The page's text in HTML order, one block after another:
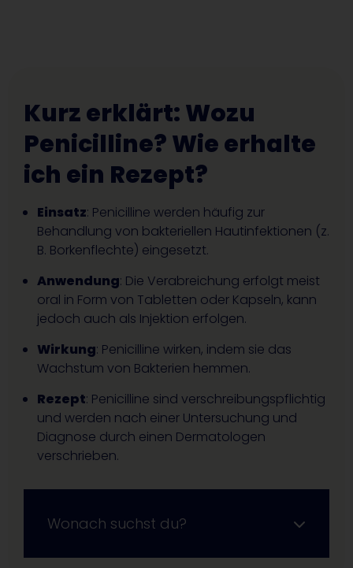
Kurz erklärt: Wozu
Penicilline? Wie erhalte
ich ein Rezept?
Einsatz: Penicilline werden häufig zur
Behandlung von bakteriellen Hautinfektionen (z.
B. Borkenflechte) eingesetzt.
Anwendung: Die Verabreichung erfolgt meist
oral in Form von Tabletten oder Kapseln, kann
jedoch auch als Injektion erfolgen.
Wirkung: Penicilline wirken, indem sie das
Wachstum von Bakterien hemmen.
Rezept: Penicilline sind verschreibungspflichtig
und werden nach einer Untersuchung und
Diagnose durch einen Dermatologen
verschrieben.
Wonach suchst du?